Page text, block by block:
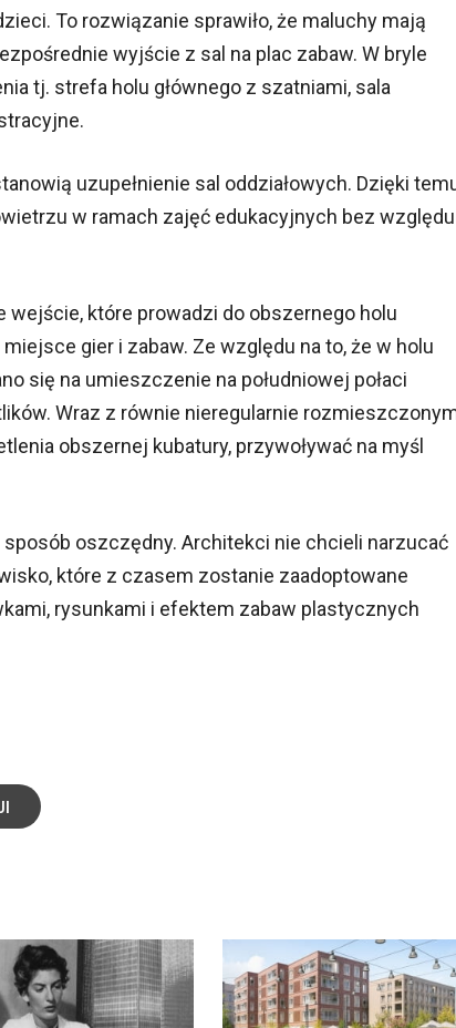
To rozwiązanie sprawiło, że maluchy mają
wyjście z sal na plac zabaw. W bryle
tj. strefa holu głównego z szatniami, sala
uzupełnienie sal oddziałowych. Dzięki
w ramach zajęć edukacyjnych bez względu
wejście, które prowadzi do obszernego holu
gier i zabaw. Ze względu na to, że w holu
się na umieszczenie na południowej połaci
Wraz z równie nieregularnie
obszernej kubatury, przywoływać na myśl
oszczędny. Architekci nie chcieli narzucać
które z czasem zostanie zaadoptowane
rysunkami i efektem zabaw plastycznych